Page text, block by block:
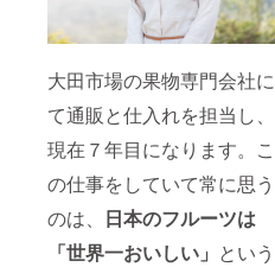
大田市場の果物専門会社に
て通販と仕入れを担当し、
現在７年目になります。こ
の仕事をしていて常に思う
のは、 日本のフルーツは
「世界一おいしい」 という